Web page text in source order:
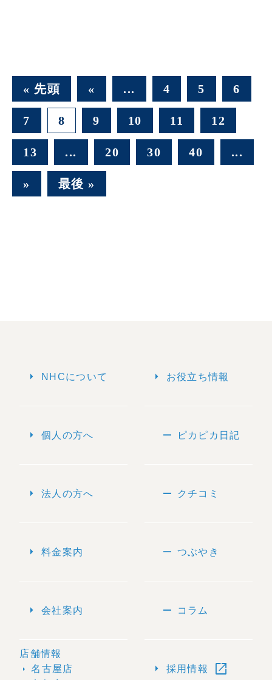
« 先頭 « ... 4 5 6
7 8 9 10 11 12
13 ... 20 30 40 ...
» 最後 »
arrow_right NHCについて
arrow_right 個人の方へ
arrow_right 法人の方へ
arrow_right 料金案内
arrow_right 会社案内
店舗情報
arrow_right 名古屋店
arrow_right お役立ち情報
remove ピカピカ日記
remove クチコミ
remove つぶやき
remove コラム
arrow_right 採用情報 open_in_new